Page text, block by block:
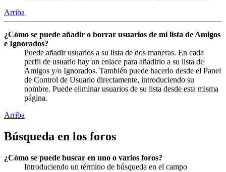
Arriba
¿Cómo se puede añadir o borrar usuarios de mi lista de Amigos
e Ignorados?
Puede añadir usuarios a su lista de dos maneras. En cada
perfil de usuario hay un enlace para añadirlo a su lista de
Amigos y/o Ignorados. También puede hacerlo desde el Panel
de Control de Usuario directamente, introduciendo su
nombre. Puede eliminar usuarios de su lista desde esta misma
página.
Arriba
Búsqueda en los foros
¿Cómo se puede buscar en uno o varios foros?
Introduciendo un término de búsqueda en el campo